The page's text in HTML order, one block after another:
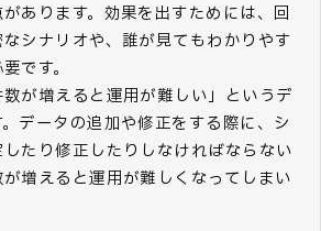
あります。効果を出すためには、回
シナリオや、誰が見てもわかりやす
です。
が増えると運用が難しい」というデ
データの追加や修正をする際に、シ
たり修正したりしなければならない
増えると運用が難しくなってしまい